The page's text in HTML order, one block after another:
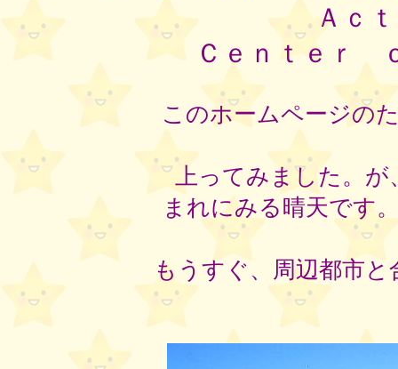
Ａｃ
Ｃｅｎｔｅｒ
このホームページの
上ってみました。が
まれにみる晴天です
もうすぐ、周辺都市